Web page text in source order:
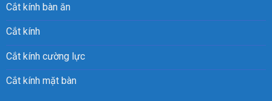
Cắt kính bàn ăn
Cắt kính
Cắt kính cường lực
Cắt kính mặt bàn